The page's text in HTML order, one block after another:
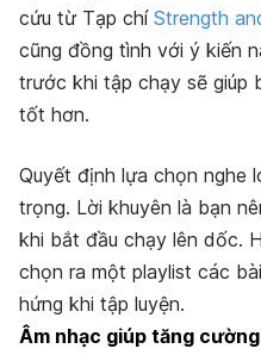
cứu từ Tạp chí Strength
cũng đồng tình với ý kiến
trước khi tập chạy sẽ giúp
tốt hơn.
Quyết định lựa chọn nghe
trọng. Lời khuyên là bạn
khi bắt đầu chạy lên dốc.
chọn ra một playlist các
hứng khi tập luyện.
Âm nhạc giúp tăng